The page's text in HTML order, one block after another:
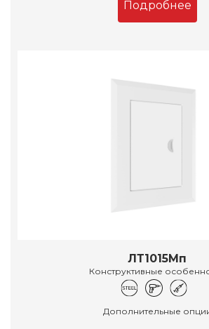
Подробнее
ЛТ1015Мп
Конструктивные
Дополнительные